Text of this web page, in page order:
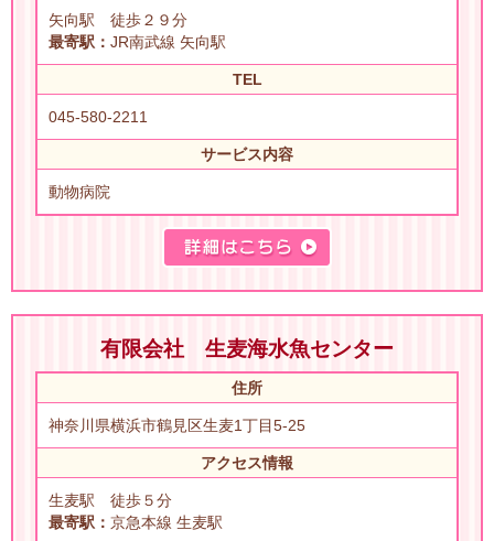
矢向駅 徒歩２９分
最寄駅： JR南武線 矢向駅
TEL
045-580-2211
サービス内容
動物病院
有限会社 生麦海水魚センター
住所
神奈川県横浜市鶴見区生麦1丁目5-25
アクセス情報
生麦駅 徒歩５分
最寄駅： 京急本線 生麦駅